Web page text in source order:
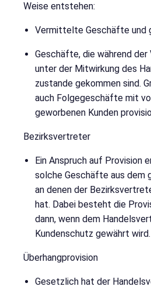
Weise entstehen:
Vermittelte Geschäfte und
Geschäfte, die während
unter der Mitwirkung des
zustande gekommen sind.
auch Folgegeschäfte mit
geworbenen Kunden
Bezirksvertreter
Ein Anspruch auf Provision
solche Geschäfte aus dem
an denen der
hat. Dabei besteht die
dann, wenn dem
Kundenschutz gewährt wird.
Überhangprovision
Gesetzlich hat der